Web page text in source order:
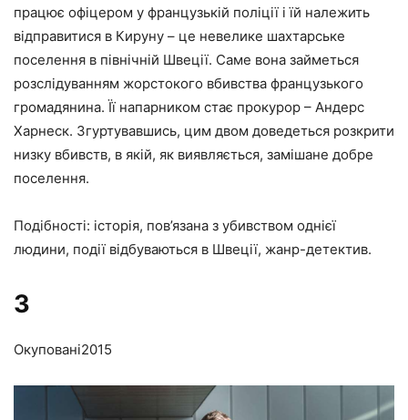
працює офіцером у французькій поліції і їй належить
відправитися в Кируну – це невелике шахтарське
поселення в північній Швеції. Саме вона займеться
розслідуванням жорстокого вбивства французького
громадянина. Її напарником стає прокурор – Андерс
Харнеск. Згуртувавшись, цим двом доведеться розкрити
низку вбивств, в якій, як виявляється, замішане добре
поселення.
Подібності: історія, пов’язана з убивством однієї
людини, події відбуваються в Швеції, жанр-детектив.
3
Окуповані2015